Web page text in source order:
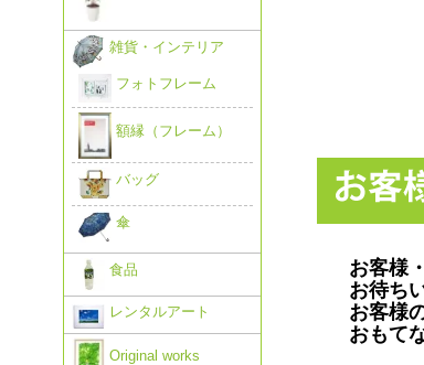
お客様
お待ち
お客様
おもて
雑貨・インテリア
フォトフレーム
額縁（フレーム）
バッグ
傘
食品
レンタルアート
Original works